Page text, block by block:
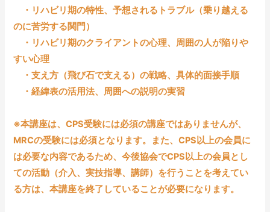
・リハビリ期の特性、予想されるトラブル（乗り越える
のに苦労する関門）
・リハビリ期のクライアントの心理、周囲の人が陥りや
すい心理
・支え方（飛び石で支える）の戦略、具体的面接手順
・経緯表の活用法、周囲への説明の実習
※本講座は、CPS受験には必須の講座ではありませんが、
MRCの受験には必須となります。また、CPS以上の会員に
は必要な内容であるため、今後協会でCPS以上の会員とし
ての活動（介入、実技指導、講師）を行うことを考えてい
る方は、本講座を終了していることが必要になります。